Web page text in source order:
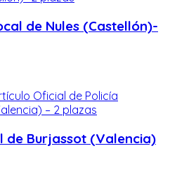
de Nules (Castellón)-
de Burjassot (Valencia)